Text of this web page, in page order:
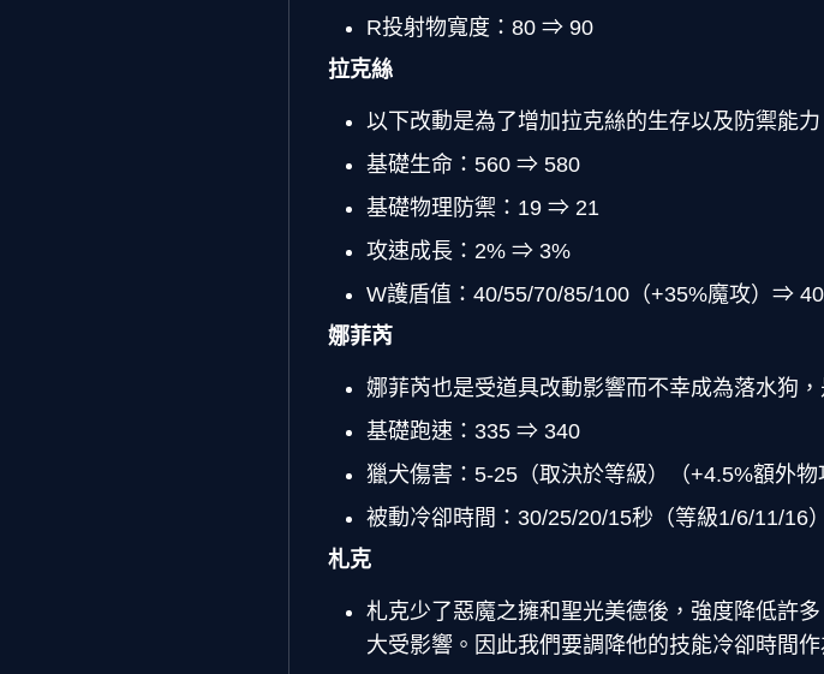
R投射物寬度：80 ⇒ 90
拉克絲
以下改動是為了增加拉克絲的生存以及防禦能力
基礎生命：560 ⇒ 580
基礎物理防禦：19 ⇒ 21
攻速成長：2% ⇒ 3%
W護盾值：40/55/70/85/100（+35%魔攻）⇒
娜菲芮
娜菲芮也是受道具改動影響而不幸成為落水狗
基礎跑速：335 ⇒ 340
獵犬傷害：5-25（取決於等級）（+4.5%額外
被動冷卻時間：30/25/20/15秒（等級1/6/11/16
札克
札克少了惡魔之擁和聖光美德後，強度降低許
大受影響。因此我們要調降他的技能冷卻時間作